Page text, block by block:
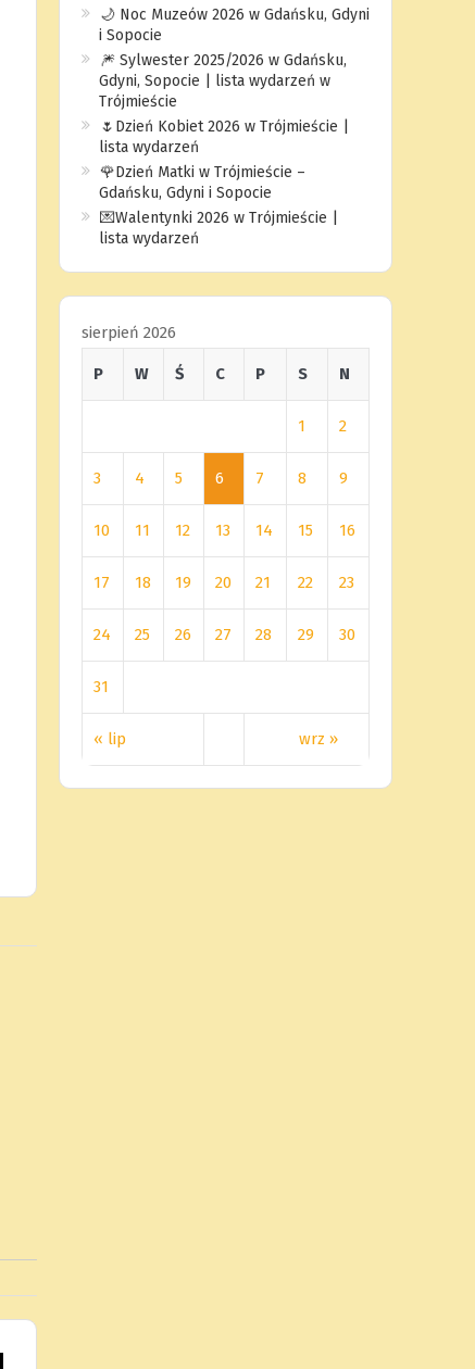
🌙 Noc Muzeów 2026 w Gdańsku, Gdyni
i Sopocie
🎆 Sylwester 2025/2026 w Gdańsku,
Gdyni, Sopocie | lista wydarzeń w
Trójmieście
🌷Dzień Kobiet 2026 w Trójmieście |
lista wydarzeń
🌹Dzień Matki w Trójmieście –
Gdańsku, Gdyni i Sopocie
💌Walentynki 2026 w Trójmieście |
lista wydarzeń
sierpień 2026
P W Ś C P S N
« lip wrz »
1 2
3 4 5 6 7 8 9
10 11 12 13 14 15 16
17 18 19 20 21 22 23
24 25 26 27 28 29 30
31